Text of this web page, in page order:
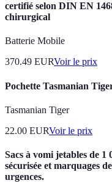
certifié selon DIN EN
chirurgical
Batterie Mobile
370.49 EURVoir le prix
Pochette Tasmanian
Tasmanian Tiger
22.00 EURVoir le prix
Sacs à vomi jetables de 1
sécurisée et marquages
urgences.